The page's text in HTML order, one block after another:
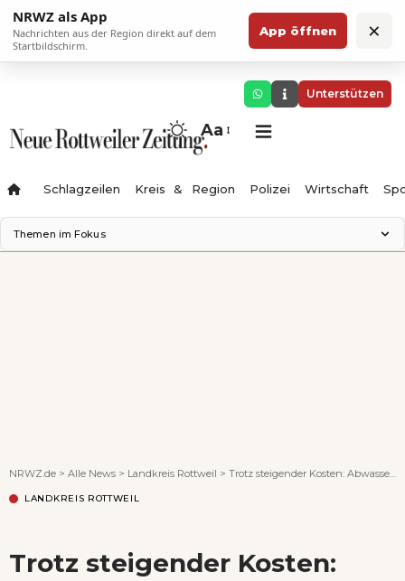
NRWZ als App
Nachrichten aus der Region direkt auf dem
Startbildschirm.
App öffnen ×
Unterstützen
Aa
Schlagzeilen Kreis & Region Polizei Wirtschaft
Themen im Fokus
NRWZ.de > Alle News > Landkreis Rottweil > Trotz steigender Kosten: Abwassergebühren sinken
LANDKREIS ROTTWEIL
Trotz steigender Kosten: